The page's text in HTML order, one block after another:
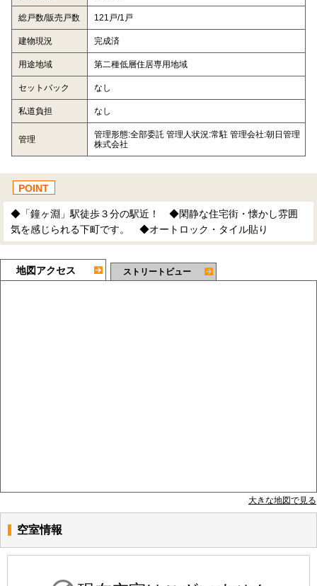
総戸数/販売戸数 121戸/1戸
建物現況 完成済
用途地域 第二種低層住居専用地域
セットバック なし
私道負担 なし
管理
管理形態:全部委託 管理人状況:常駐 管理会社:朝日管理
株式会社
POINT
◆「鐘ヶ淵」駅徒歩３分の駅近！ ◆閑静な住宅街・懐かし雰囲
気を感じられる下町です。 ◆オートロック・タイル貼り
地図アクセス ストリートビュー
大きな地図で見る
空室情報